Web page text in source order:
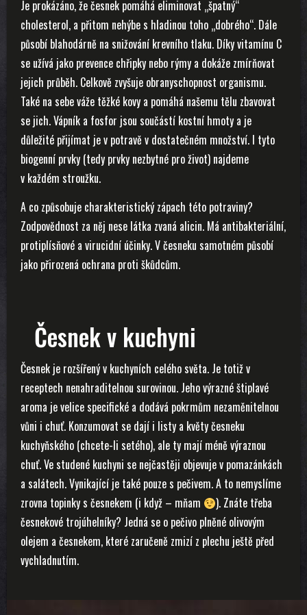
Je prokázáno, že česnek pomáhá eliminovat „špatný“
cholesterol, a přitom nehýbe s hladinou toho „dobrého“. Dále
působí blahodárně na snižování krevního tlaku. Díky vitamínu C
se užívá jako prevence chřipky nebo rýmy a dokáže zmírňovat
jejich průběh. Celkově zvyšuje obranyschopnost organismu.
Také na sebe váže těžké kovy a pomáhá našemu tělu zbavovat
se jich. Vápník a fosfor jsou součástí kostní hmoty a je
důležité přijímat je v potravě v dostatečném množství. I tyto
biogenní prvky (tedy prvky nezbytné pro život) najdeme
v každém stroužku.
A co způsobuje charakteristický zápach této potraviny?
Zodpovědnost za něj nese látka zvaná alicin. Má antibakteriální,
protiplísňové a virucidní účinky. V česneku samotném působí
jako přirozená ochrana proti škůdcům.
Česnek v kuchyni
Česnek je rozšířený v kuchyních celého světa. Je totiž v
receptech nenahraditelnou surovinou. Jeho výrazné štiplavé
aroma je velice specifické a dodává pokrmům nezaměnitelnou
vůni i chuť. Konzumovat se dají i listy a květy česneku
kuchyňského (chcete-li setého), ale ty mají méně výraznou
chuť. Ve studené kuchyni se nejčastěji objevuje v pomazánkách
a salátech. Vynikající je také pouze s pečivem. A to nemyslíme
zrovna topinky s česnekem (i když – mňam
). Znáte třeba
česnekové trojúhelníky? Jedná se o pečivo plněné olivovým
olejem a česnekem, které zaručeně zmizí z plechu ještě před
vychladnutím.